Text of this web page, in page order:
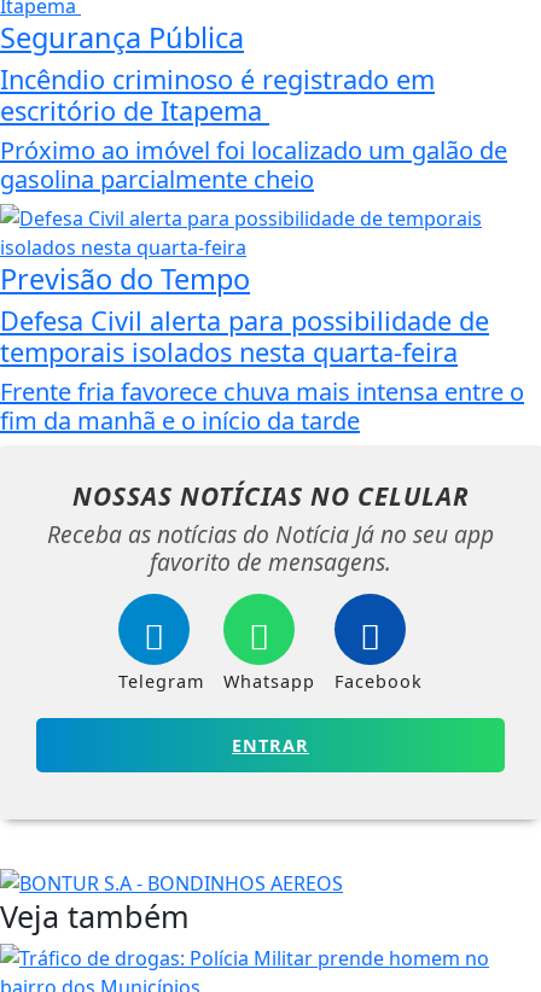
Segurança Pública
Incêndio criminoso é registrado em
escritório de Itapema
Próximo ao imóvel foi localizado um galão de
gasolina parcialmente cheio
Previsão do Tempo
Defesa Civil alerta para possibilidade de
temporais isolados nesta quarta-feira
Frente fria favorece chuva mais intensa entre o
fim da manhã e o início da tarde
NOSSAS NOTÍCIAS NO CELULAR
Receba as notícias do Notícia Já no seu app
favorito de mensagens.
Telegram Whatsapp Facebook
ENTRAR
Veja também